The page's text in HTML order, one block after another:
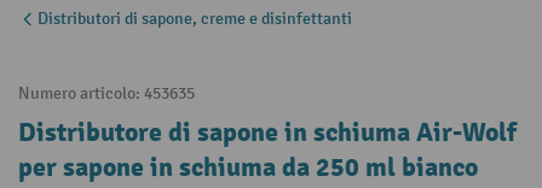
Distributori di sapone, creme e disinfettanti
Numero articolo: 453635
Distributore di sapone in schiuma Air-Wolf
per sapone in schiuma da 250 ml bianco